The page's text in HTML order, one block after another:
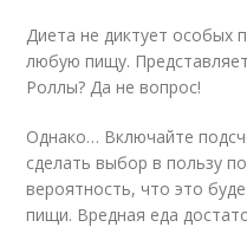
Диета не диктует особых
любую пищу.
Роллы? Да не вопрос!
Однако… Включайте
сделать выбор в пользу
вероятность, что это
пищи. Вредная еда